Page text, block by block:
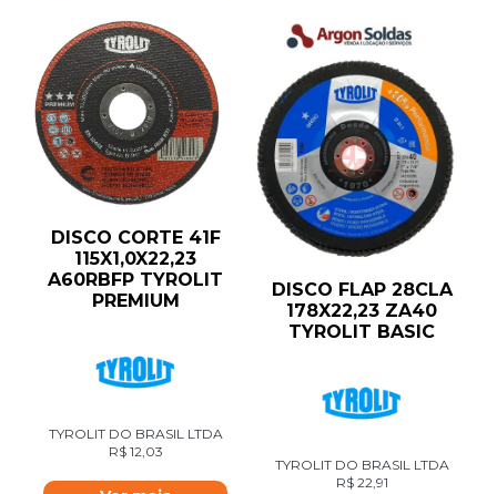
DISCO CORTE 41F
115X1,0X22,23
A60RBFP TYROLIT
PREMIUM
TYROLIT DO BRASIL LTDA
R$12,03
DISCO FLAP 28CLA
178X22,23 ZA40
TYROLIT BASIC
TYROLIT DO BRASIL LTDA
R$22,91